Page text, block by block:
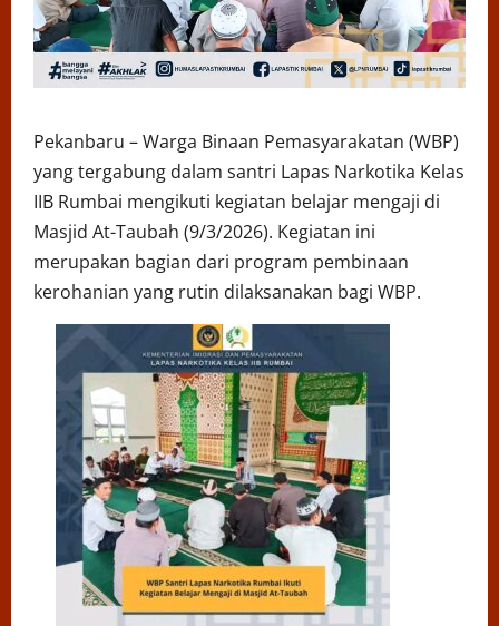
Pekanbaru – Warga Binaan Pemasyarakatan (WBP)
yang tergabung dalam santri Lapas Narkotika Kelas
IIB Rumbai mengikuti kegiatan belajar mengaji di
Masjid At-Taubah (9/3/2026). Kegiatan ini
merupakan bagian dari program pembinaan
kerohanian yang rutin dilaksanakan bagi WBP.